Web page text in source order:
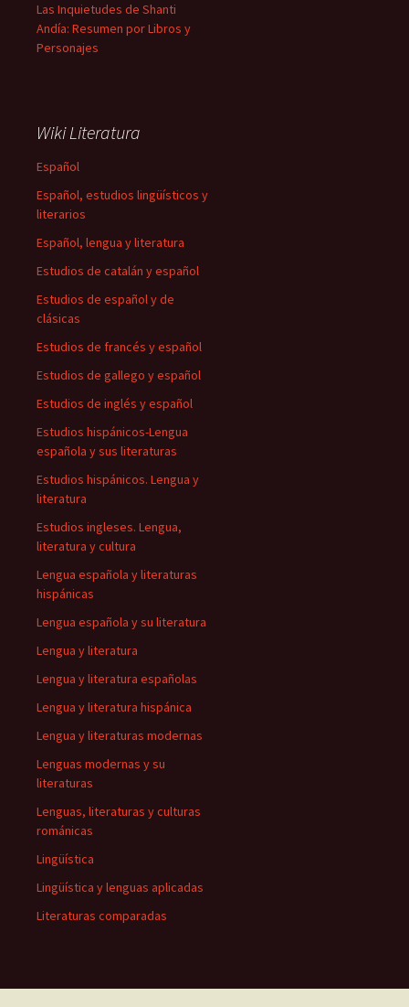
Las Inquietudes de Shanti
Andía: Resumen por Libros y
Personajes
Wiki Literatura
Español
Español, estudios lingüísticos y
literarios
Español, lengua y literatura
Estudios de catalán y español
Estudios de español y de
clásicas
Estudios de francés y español
Estudios de gallego y español
Estudios de inglés y español
Estudios hispánicos-Lengua
española y sus literaturas
Estudios hispánicos. Lengua y
literatura
Estudios ingleses. Lengua,
literatura y cultura
Lengua española y literaturas
hispánicas
Lengua española y su literatura
Lengua y literatura
Lengua y literatura españolas
Lengua y literatura hispánica
Lengua y literaturas modernas
Lenguas modernas y su
literaturas
Lenguas, literaturas y culturas
románicas
Lingüística
Lingüística y lenguas aplicadas
Literaturas comparadas